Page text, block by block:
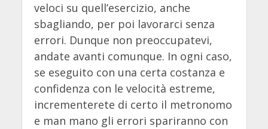
veloci su quell’esercizio, anche
sbagliando, per poi lavorarci senza
errori. Dunque non preoccupatevi,
andate avanti comunque. In ogni caso,
se eseguito con una certa costanza e
confidenza con le velocità estreme,
incrementerete di certo il metronomo
e man mano gli errori spariranno con